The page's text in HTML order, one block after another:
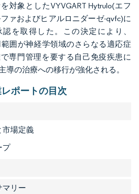
対象としたVYVGART Hytrulo(エフ
ァおよびヒアルロニダーゼ-qvfc)に
を取得した。この決定により、
範囲が神経学領域のさらなる適応症
専門管理を要する自己免疫疾患に
導の治療への移行が強化される。
ポートの目次
市場定義
プ
マリー